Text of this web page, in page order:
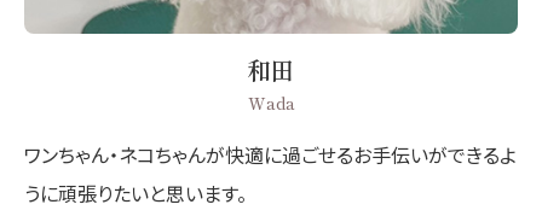
和田
Wada
ワンちゃん・ネコちゃんが快適に過ごせるお手伝いができるよ
うに頑張りたいと思います。